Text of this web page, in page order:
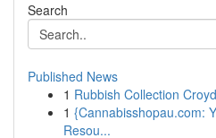
Search
Published News
1 Rubbish Collection
1 {Cannabisshopau.com:
Resou...